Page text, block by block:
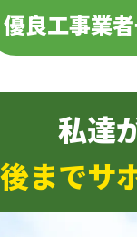
優良工事業
私達
までサ